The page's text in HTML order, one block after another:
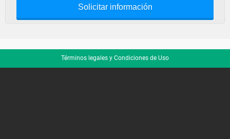
Solicitar información
Términos legales y Condiciones de Uso